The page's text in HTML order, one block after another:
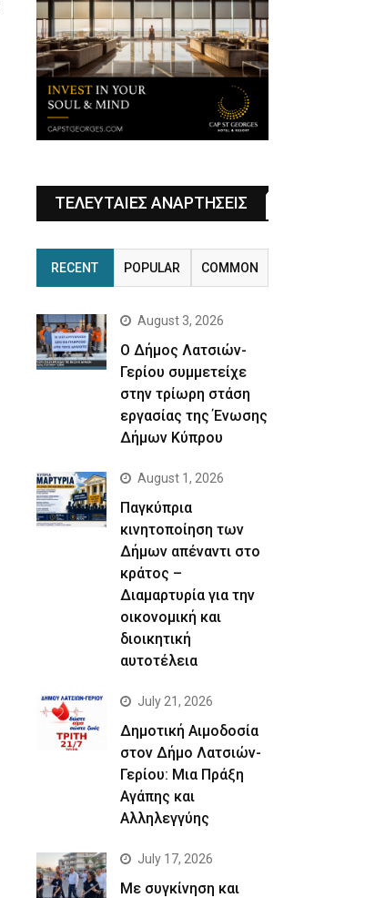
ΤΕΛΕΥΤΑΙΕΣ ΑΝΑΡΤΗΣΕΙΣ
RECENT POPULAR COMMON
August 3, 2026
Ο Δήμος Λατσιών-
Γερίου συμμετείχε
στην τρίωρη στάση
εργασίας της Ένωσης
Δήμων Κύπρου
August 1, 2026
Παγκύπρια
κινητοποίηση των
Δήμων απέναντι στο
κράτος –
Διαμαρτυρία για την
οικονομική και
διοικητική
αυτοτέλεια
July 21, 2026
Δημοτική Αιμοδοσία
στον Δήμο Λατσιών-
Γερίου: Μια Πράξη
Αγάπης και
Αλληλεγγύης
July 17, 2026
Με συγκίνηση και